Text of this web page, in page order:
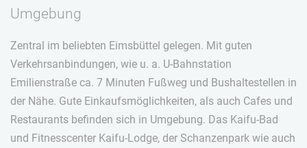
Umgebung
Zentral im beliebten Eimsbüttel gelegen. Mit guten
Verkehrsanbindungen, wie u. a. U-Bahnstation
Emilienstraße ca. 7 Minuten Fußweg und Bushaltestellen in
der Nähe. Gute Einkaufsmöglichkeiten, als auch Cafes und
Restaurants befinden sich in Umgebung. Das Kaifu-Bad
und Fitnesscenter Kaifu-Lodge, der Schanzenpark wie auch